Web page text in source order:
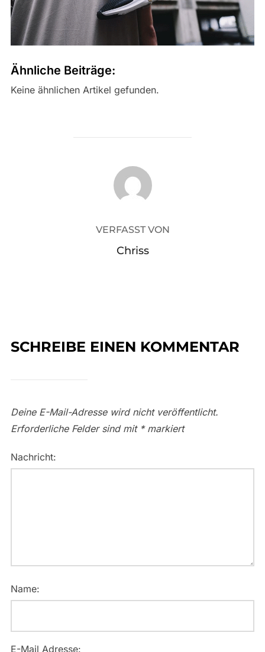
Ähnliche Beiträge:
Keine ähnlichen Artikel gefunden.
BEITRAGSAUTOR
VERFASST VON
Chriss
SCHREIBE EINEN KOMMENTAR
Deine E-Mail-Adresse wird nicht veröffentlicht.
Erforderliche Felder sind mit *markiert
Nachricht:
Name:
E-Mail Adresse: